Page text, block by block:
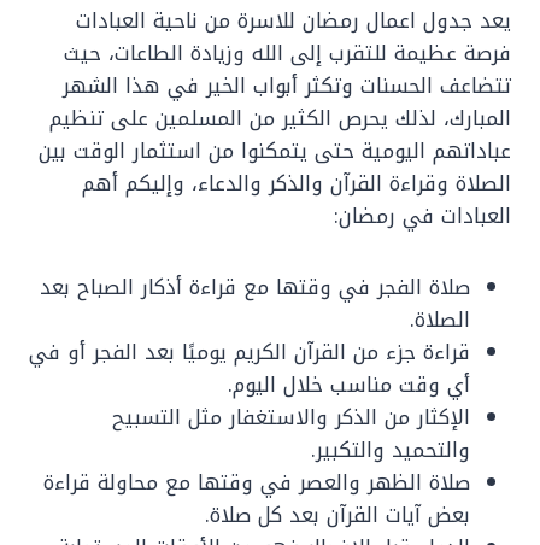
يعد جدول اعمال رمضان للاسرة من ناحية العبادات
فرصة عظيمة للتقرب إلى الله وزيادة الطاعات، حيث
تتضاعف الحسنات وتكثر أبواب الخير في هذا الشهر
المبارك، لذلك يحرص الكثير من المسلمين على تنظيم
عباداتهم اليومية حتى يتمكنوا من استثمار الوقت بين
الصلاة وقراءة القرآن والذكر والدعاء، وإليكم أهم
العبادات في رمضان:
صلاة الفجر في وقتها مع قراءة أذكار الصباح بعد
الصلاة.
قراءة جزء من القرآن الكريم يوميًا بعد الفجر أو في
أي وقت مناسب خلال اليوم.
الإكثار من الذكر والاستغفار مثل التسبيح
والتحميد والتكبير.
صلاة الظهر والعصر في وقتها مع محاولة قراءة
بعض آيات القرآن بعد كل صلاة.